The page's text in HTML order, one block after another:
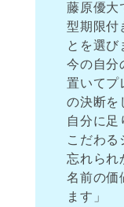
藤原優大
型期限付
とを選び
今の自分
置いてプ
の決断を
自分に足
こだわる
忘れられ
名前の価
ます」